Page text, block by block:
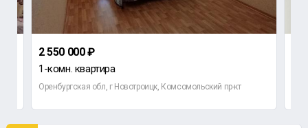
2 550 000 ₽
1-комн. квартира
Оренбургская обл, г Новотроицк, Комсомольский пр-кт